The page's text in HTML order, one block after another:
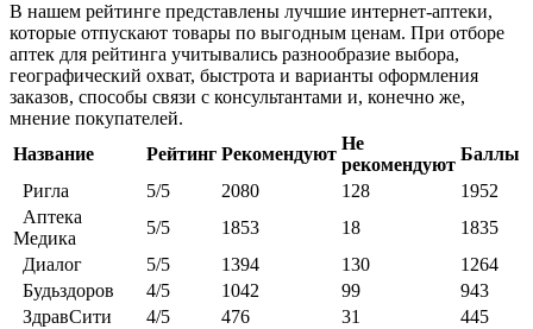
В нашем рейтинге представлены лучшие интернет-аптеки,
которые отпускают товары по выгодным ценам. При отборе
аптек для рейтинга учитывались разнообразие выбора,
географический охват, быстрота и варианты оформления
заказов, способы связи с консультантами и, конечно же,
мнение покупателей.
Название
Рейтинг Рекомендуют
Не
рекомендуют
Баллы
Ригла
5/5 2080 128
1952
Аптека
Медика
5/5 1853 18
1835
Диалог
5/5 1394 130
1264
Будьздоров
4/5 1042 99
943
ЗдравСити
4/5 476 31
445